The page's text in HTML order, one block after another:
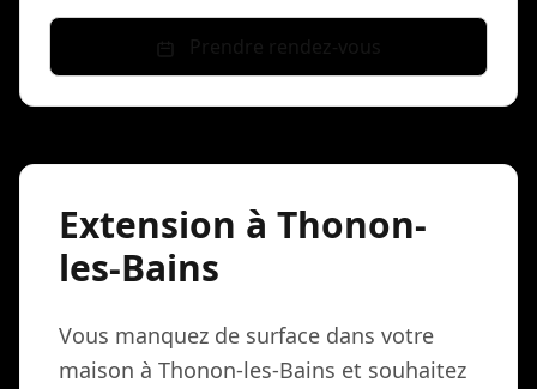
Extension à Thonon-
les-Bains
Vous manquez de surface dans votre
maison à Thonon-les-Bains et souhaitez